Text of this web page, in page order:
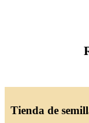
Tienda de